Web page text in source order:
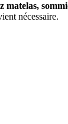
matelas,
nécessaire.